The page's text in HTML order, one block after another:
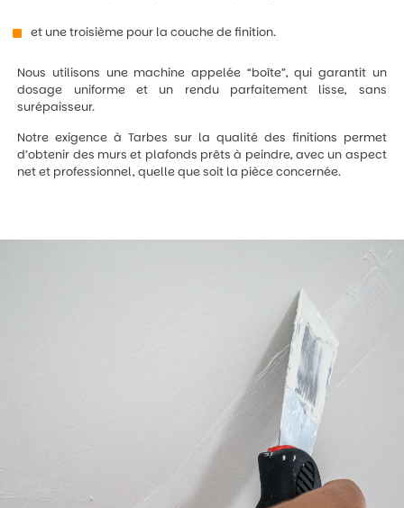
et une troisième pour la couche de finition.
Nous utilisons une machine appelée “boîte”, qui garantit un
dosage uniforme et un rendu parfaitement lisse, sans
surépaisseur.
Notre exigence à Tarbes sur la qualité des finitions permet
d’obtenir des murs et plafonds prêts à peindre, avec un aspect
net et professionnel, quelle que soit la pièce concernée.